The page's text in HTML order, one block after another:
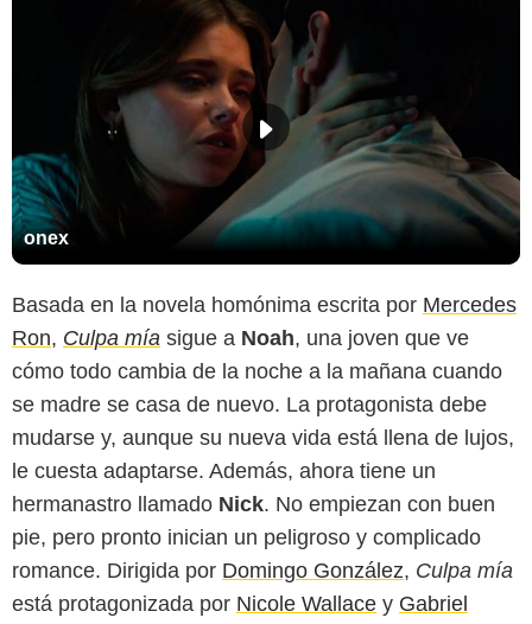
onex
Basada en la novela homónima escrita por Mercedes
Ron, Culpa mía sigue a Noah, una joven que ve
cómo todo cambia de la noche a la mañana cuando
se madre se casa de nuevo. La protagonista debe
mudarse y, aunque su nueva vida está llena de lujos,
le cuesta adaptarse. Además, ahora tiene un
hermanastro llamado Nick. No empiezan con buen
pie, pero pronto inician un peligroso y complicado
romance. Dirigida por Domingo González, Culpa mía
está protagonizada por Nicole Wallace y Gabriel